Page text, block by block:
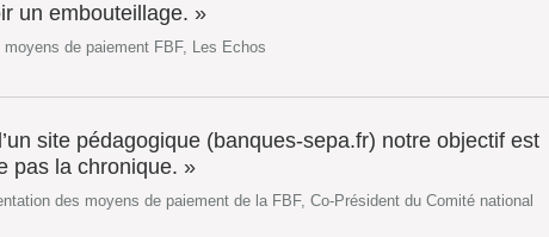
un embouteillage. »
de paiement FBF, Les Echos
site pédagogique (banques-sepa.fr) notre objectif est
pas la chronique. »
des moyens de paiement de la FBF, Co-Président du Comité national